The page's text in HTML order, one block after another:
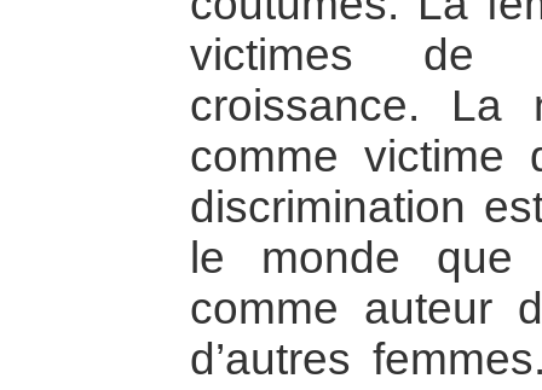
victimes de
croissance. La
comme
discrimination
le monde
comme auteur
d’autres